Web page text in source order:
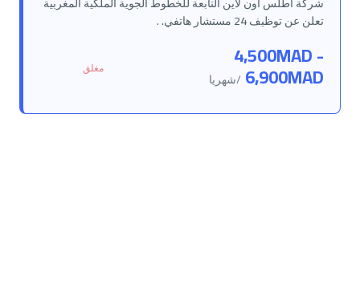
تعلن عن توظيف 24 مستشار هاتفي. .
4,500MAD -
6,900MAD /شهريا
مغلق